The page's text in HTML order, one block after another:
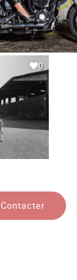
0
Contacter